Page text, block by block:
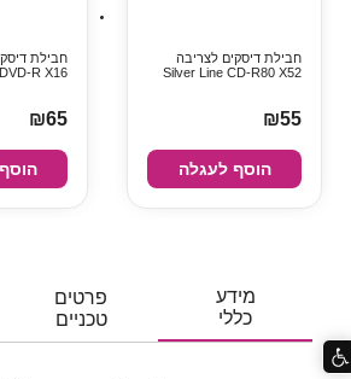
חבילת דיסקים לצריבה
Silver Line CD-R80 X52
₪55
הוסף לעגלה
חבילת
R X16
₪65
מידע
כללי
פרטים
טכניים